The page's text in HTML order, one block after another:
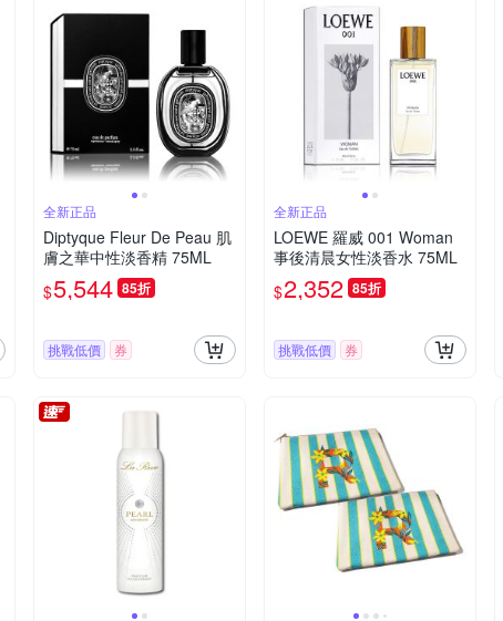
全新正品
Diptyque Fleur De Peau 肌
膚之華中性淡香精 75ML
$5,544 85折
挑戰低價 券
全新正品
LOEWE 羅威 001 Woman
事後清晨女性淡香水 75ML
$2,352 85折
挑戰低價 券